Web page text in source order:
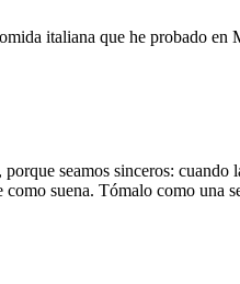
italiana que he probado
seamos sinceros:
suena. Tómalo como